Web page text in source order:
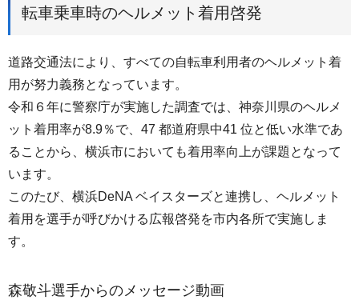
転車乗車時のヘルメット着用啓発
道路交通法により、すべての自転車利用者のヘルメット着
用が努力義務となっています。
令和６年に警察庁が実施した調査では、神奈川県のヘルメ
ット着用率が8.9％で、47 都道府県中41 位と低い水準であ
ることから、横浜市においても着用率向上が課題となって
います。
このたび、横浜DeNA ベイスターズと連携し、ヘルメット
着用を選手が呼びかける広報啓発を市内各所で実施しま
す。
森敬斗選手からのメッセージ動画